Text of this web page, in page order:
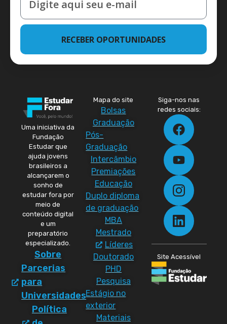
RECEBER OPORTUNIDADES
Uma iniciativa da
Fundação
Estudar que
ajuda jovens
brasileiros a
alcançarem o
sonho de
estudar fora por
meio de
conteúdo digital
e um
preparatório
especializado.
Sobre
Parcerias
para
Universidades
Política
Mapa do site
Bolsas
Graduação
Pós-
Graduação
Intercâmbio
Premiações
Educação
Duplo diploma
de graduação
MBA
Mestrado
Líderes
Doutorado
PHD
Pesquisa
Estágio no
exterior
Materiais
Siga-nos nas
redes sociais:
Site Acessível